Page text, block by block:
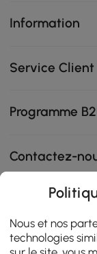
Information
Service Client
Programme
Contactez-
AVIS
Nous et nos
technologies